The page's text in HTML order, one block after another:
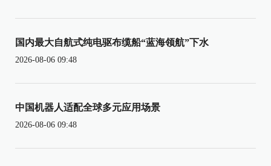
国内最大自航式纯电驱布缆船“蓝海领航”下水
2026-08-06 09:48
中国机器人适配全球多元应用场景
2026-08-06 09:48